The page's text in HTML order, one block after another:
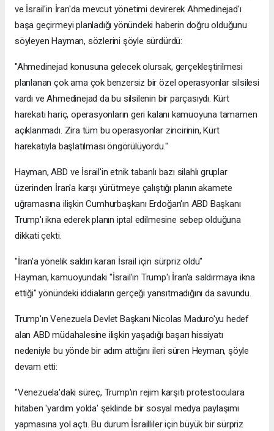
ve İsrail'in İran'da mevcut yönetimi devirerek Ahmedinejad'ı
başa geçirmeyi planladığı yönündeki haberin doğru olduğunu
söyleyen Hayman, sözlerini şöyle sürdürdü:
"Ahmedinejad konusuna gelecek olursak, gerçekleştirilmesi
planlanan çok ama çok benzersiz bir özel operasyonlar silsilesi
vardı ve Ahmedinejad da bu silsilenin bir parçasıydı. Kürt
harekatı hariç, operasyonların geri kalanı kamuoyuna tamamen
açıklanmadı. Zira tüm bu operasyonlar zincirinin, Kürt
harekatıyla başlatılması öngörülüyordu."
Hayman, ABD ve İsrail'in etnik tabanlı bazı silahlı gruplar
üzerinden İran'a karşı yürütmeye çalıştığı planın akamete
uğramasına ilişkin Cumhurbaşkanı Erdoğan'ın ABD Başkanı
Trump'ı ikna ederek planın iptal edilmesine sebep olduğuna
dikkati çekti.
"İran'a yönelik saldırı kararı İsrail için sürpriz oldu"
Hayman, kamuoyundaki "İsrail'in Trump'ı İran'a saldırmaya ikna
ettiği" yönündeki iddiaların gerçeği yansıtmadığını da savundu.
Trump'ın Venezuela Devlet Başkanı Nicolas Maduro'yu hedef
alan ABD müdahalesine ilişkin yaşadığı başarı hissiyatı
nedeniyle bu yönde bir adım attığını ileri süren Heyman, şöyle
devam etti:
"Venezuela'daki süreç, Trump'ın rejim karşıtı protestoculara
hitaben 'yardım yolda' şeklinde bir sosyal medya paylaşımı
yapmasına yol açtı. Bu durum İsrailliler için büyük bir sürpriz